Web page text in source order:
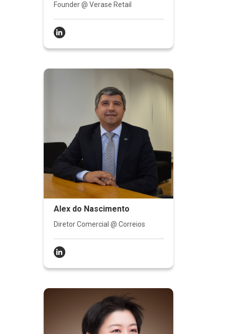
Founder @ Verase Retail
Alex do Nascimento
Diretor Comercial @ Correios